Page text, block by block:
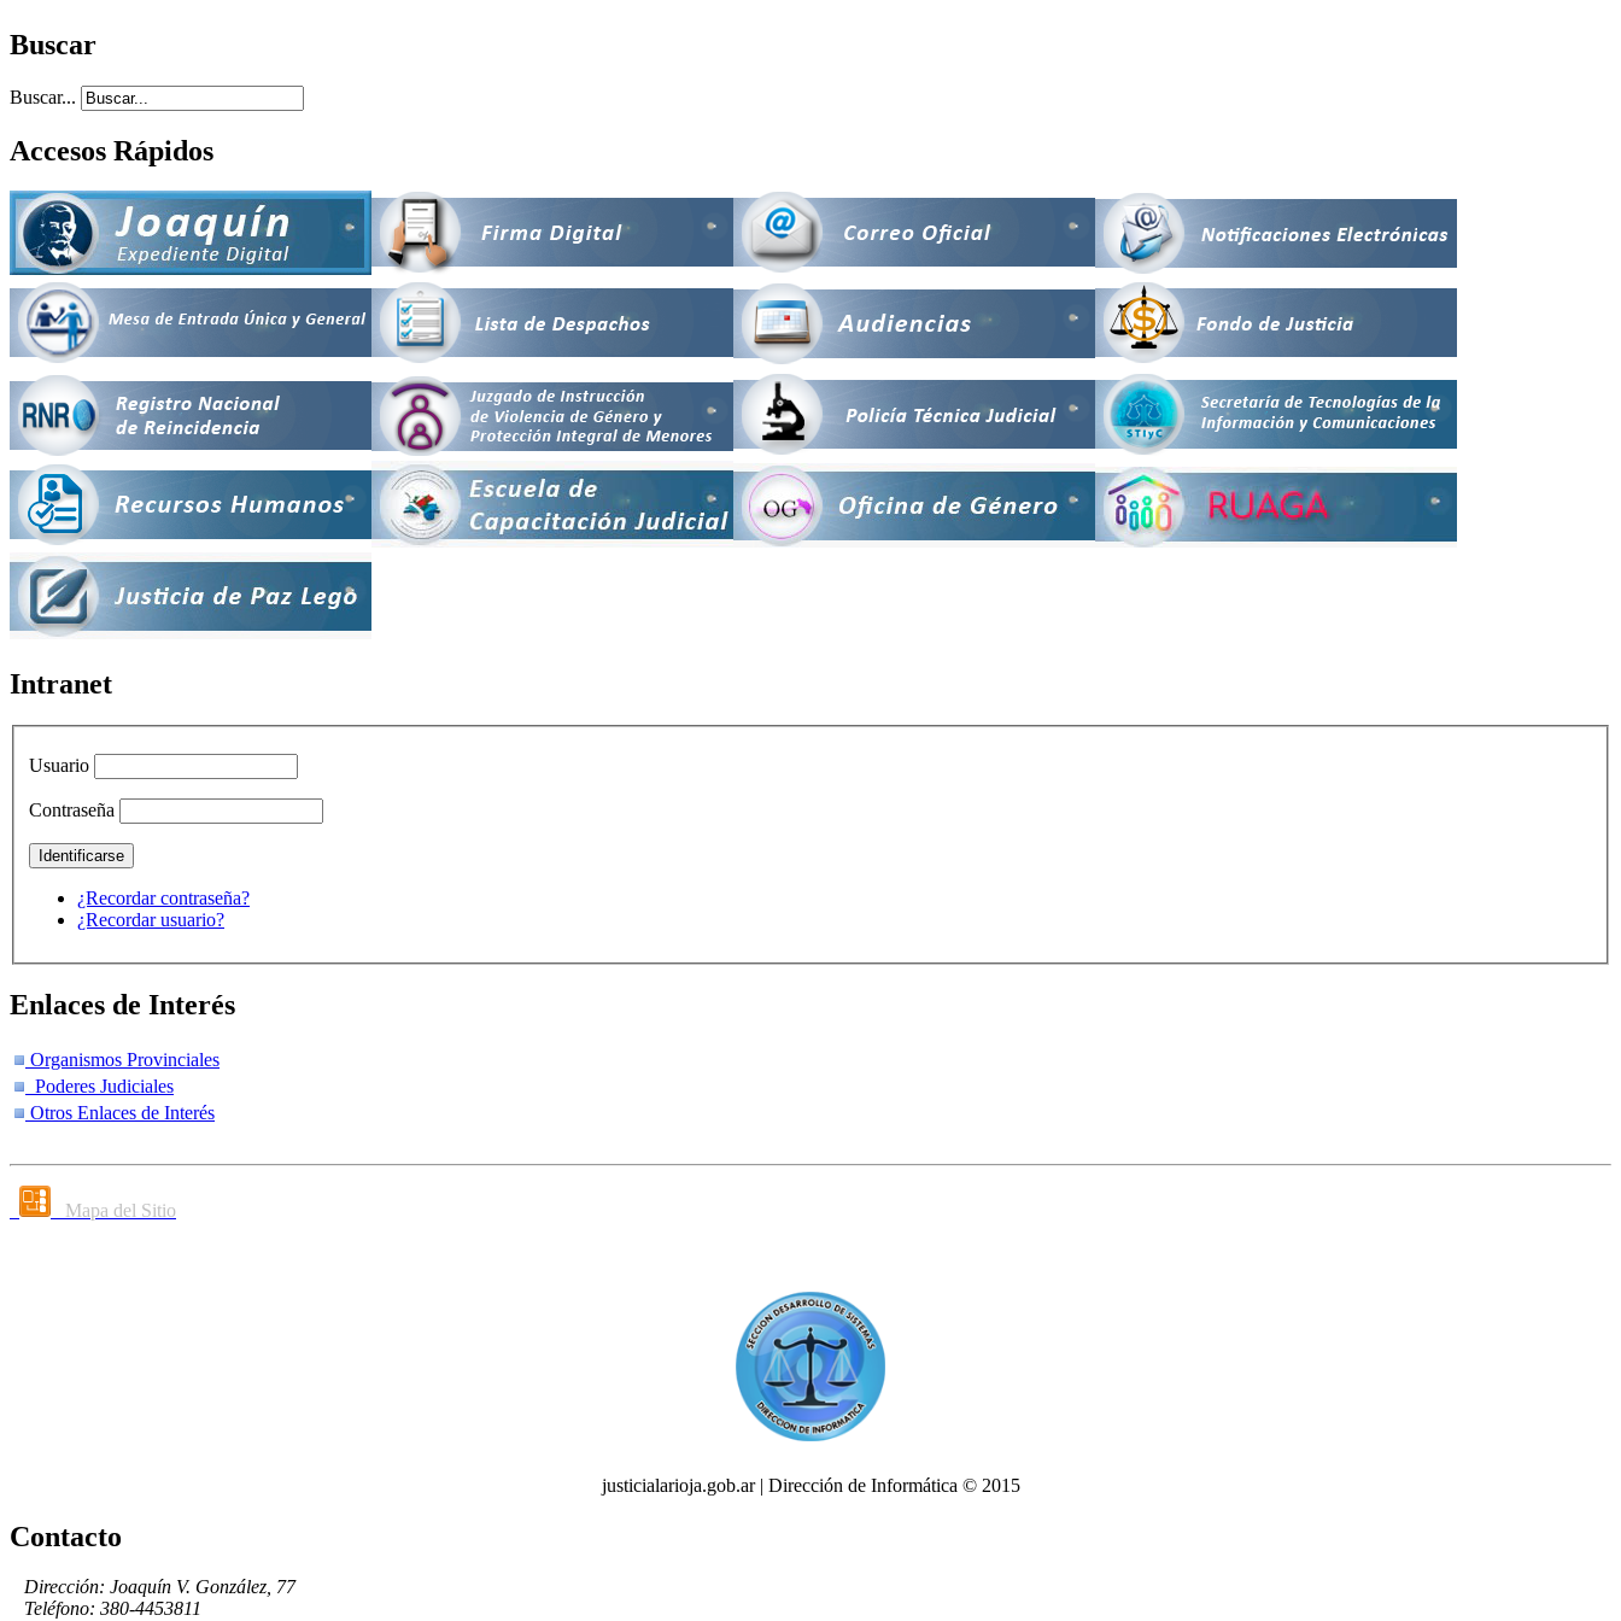
Buscar
Buscar...
Accesos Rápidos
Intranet
Usuario
Contraseña
¿Recordar contraseña?
¿Recordar usuario?
Enlaces de Interés
Organismos Provinciales
Poderes Judiciales
Otros Enlaces de Interés
Mapa del Sitio
justicialarioja.gob.ar | Dirección de Informática © 2015
Contacto
Dirección: Joaquín V. González, 77
Teléfono: 380-4453811